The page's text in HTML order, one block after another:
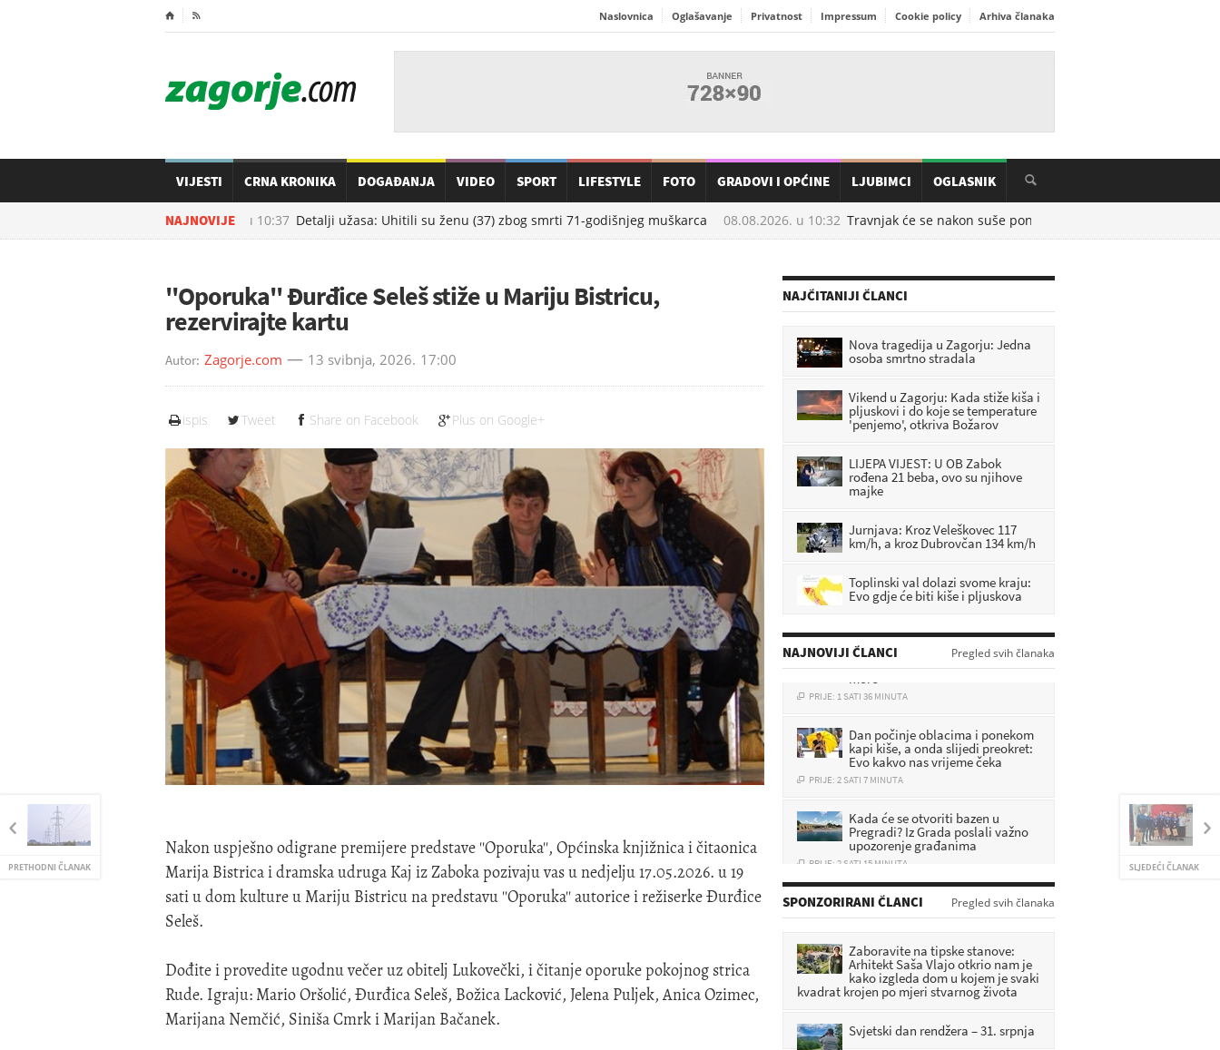
⌂  Naslovnica Oglašavanje Privatnost Impressum Cookie policy Arhiva članaka
VIJESTI CRNA KRONIKA DOGAĐANJA VIDEO SPORT LIFESTYLE FOTO GRADOVI I OPĆINE LJUBIMCI OGLASNIK
NAJNOVIJE
08.08.2026. u 10:37 Detalji užasa: Uhitili su ženu (37) zbog smrti 71-godišnjeg muškarca 08.08.2026. u10:32 Travnjak će se nakon suše ponovno zazelenjeti ako
PRETHODNI ČLANAK SLJEDEĆI ČLANAK
''Oporuka'' Đurđice Seleš stiže u Mariju Bistricu,
rezervirajte kartu
Autor: Zagorje.com 13 svibnja, 2026. 17:00
ispis Tweet Share on Facebook Plus on Google+
Nakon uspješno odigrane premijere predstave ''Oporuka'', Općinska knjižnica i čitaonica
Marija Bistrica i dramska udruga Kaj iz Zaboka pozivaju vas u nedjelju 17.05.2026. u 19
sati u dom kulture u Mariju Bistricu na predstavu ''Oporuka'' autorice i režiserke Đurđice
Seleš.
Dođite i provedite ugodnu večer uz obitelj Lukovečki, i čitanje oporuke pokojnog strica
Rude. Igraju: Mario Oršolić, Đurđica Seleš, Božica Lacković, Jelena Puljek, Anica Ozimec,
Marijana Nemčić, Siniša Cmrk i Marijan Bačanek.
NAJČITANIJI ČLANCI
Nova tragedija u Zagorju: Jedna
osoba smrtno stradala
Vikend u Zagorju: Kada stiže kiša i
pljuskovi i do koje se temperature
'penjemo', otkriva Božarov
LIJEPA VIJEST: U OB Zabok
rođena 21 beba, ovo su njihove
majke
Jurnjava: Kroz Veleškovec 117
km/h, a kroz Dubrovčan 134 km/h
Toplinski val dolazi svome kraju:
Evo gdje će biti kiše i pljuskova
NAJNOVIJI ČLANCI Pregled svih članaka
Obitelj digla 2000 eura kredita
kako bi mogla tjedan dana na
more
PRIJE: 1 SATI 36 MINUTA
kapi kiše, a onda slijedi preokret:
Evo kakvo nas vrijeme čeka
PRIJE: 2 SATI 7 MINUTA
Pregradi? Iz Grada poslali važno
upozorenje građanima
PRIJE: 2 SATI 15 MINUTA
Detalji užasa: Uhitili su ženu (37)
zbog smrti 71-godišnjeg
muškarca
Poznati detalji prometne nesreće
u Zagorju u kojoj je smrtno
stradao motociklist (33)
SPONZORIRANI ČLANCI Pregled svih članaka
Zaboravite na tipske stanove:
Arhitekt Saša Vlajo otkrio nam je
kako izgleda dom u kojem je svaki
kvadrat krojen po mjeri stvarnog života
Svjetski dan rendžera – 31. srpnja